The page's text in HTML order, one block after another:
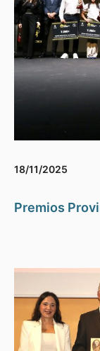
18/11/2025
Premios